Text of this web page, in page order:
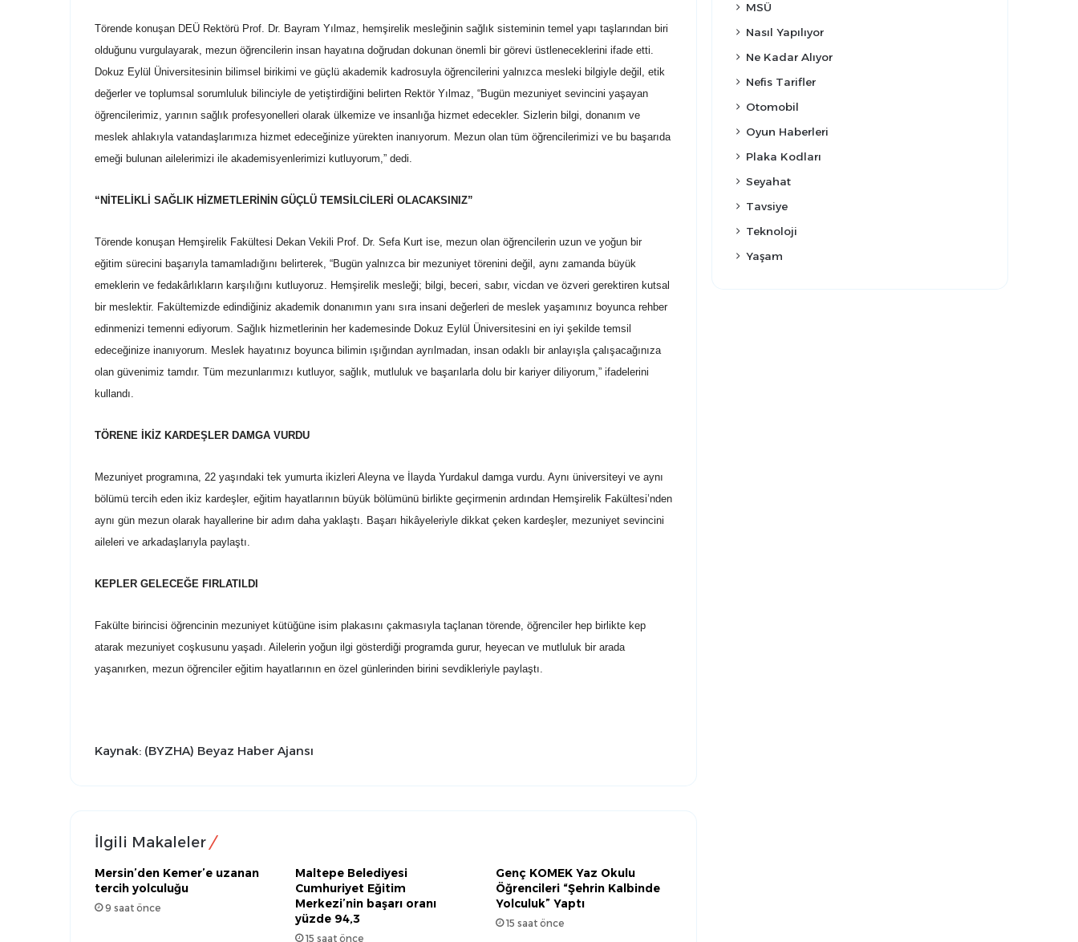
Törende konuşan DEÜ Rektörü Prof. Dr. Bayram Yılmaz, hemşirelik mesleğinin sağlık sisteminin temel yapı taşlarından biri
olduğunu vurgulayarak, mezun öğrencilerin insan hayatına doğrudan dokunan önemli bir görevi üstleneceklerini ifade etti.
Dokuz Eylül Üniversitesinin bilimsel birikimi ve güçlü akademik kadrosuyla öğrencilerini yalnızca mesleki bilgiyle değil, etik
değerler ve toplumsal sorumluluk bilinciyle de yetiştirdiğini belirten Rektör Yılmaz, “Bugün mezuniyet sevincini yaşayan
öğrencilerimiz, yarının sağlık profesyonelleri olarak ülkemize ve insanlığa hizmet edecekler. Sizlerin bilgi, donanım ve
meslek ahlakıyla vatandaşlarımıza hizmet edeceğinize yürekten inanıyorum. Mezun olan tüm öğrencilerimizi ve bu başarıda
emeği bulunan ailelerimizi ile akademisyenlerimizi kutluyorum,” dedi.
“NİTELİKLİ SAĞLIK HİZMETLERİNİN GÜÇLÜ TEMSİLCİLERİ OLACAKSINIZ”
Törende konuşan Hemşirelik Fakültesi Dekan Vekili Prof. Dr. Sefa Kurt ise, mezun olan öğrencilerin uzun ve yoğun bir
eğitim sürecini başarıyla tamamladığını belirterek, “Bugün yalnızca bir mezuniyet törenini değil, aynı zamanda büyük
emeklerin ve fedakârlıkların karşılığını kutluyoruz. Hemşirelik mesleği; bilgi, beceri, sabır, vicdan ve özveri gerektiren kutsal
bir meslektir. Fakültemizde edindiğiniz akademik donanımın yanı sıra insani değerleri de meslek yaşamınız boyunca rehber
edinmenizi temenni ediyorum. Sağlık hizmetlerinin her kademesinde Dokuz Eylül Üniversitesini en iyi şekilde temsil
edeceğinize inanıyorum. Meslek hayatınız boyunca bilimin ışığından ayrılmadan, insan odaklı bir anlayışla çalışacağınıza
olan güvenimiz tamdır. Tüm mezunlarımızı kutluyor, sağlık, mutluluk ve başarılarla dolu bir kariyer diliyorum,” ifadelerini
kullandı.
TÖRENE İKİZ KARDEŞLER DAMGA VURDU
Mezuniyet programına, 22 yaşındaki tek yumurta ikizleri Aleyna ve İlayda Yurdakul damga vurdu. Aynı üniversiteyi ve aynı
bölümü tercih eden ikiz kardeşler, eğitim hayatlarının büyük bölümünü birlikte geçirmenin ardından Hemşirelik Fakültesi’nden
aynı gün mezun olarak hayallerine bir adım daha yaklaştı. Başarı hikâyeleriyle dikkat çeken kardeşler, mezuniyet sevincini
aileleri ve arkadaşlarıyla paylaştı.
KEPLER GELECEĞE FIRLATILDI
Fakülte birincisi öğrencinin mezuniyet kütüğüne isim plakasını çakmasıyla taçlanan törende, öğrenciler hep birlikte kep
atarak mezuniyet coşkusunu yaşadı. Ailelerin yoğun ilgi gösterdiği programda gurur, heyecan ve mutluluk bir arada
yaşanırken, mezun öğrenciler eğitim hayatlarının en özel günlerinden birini sevdikleriyle paylaştı.
Kaynak: (BYZHA) Beyaz Haber Ajansı
İlgili Makaleler
Mersin’den Kemer’e uzanan
tercih yolculuğu
9 saat önce
Maltepe Belediyesi
Cumhuriyet Eğitim
Merkezi’nin başarı oranı
yüzde 94,3
15 saat önce
Genç KOMEK Yaz Okulu
Öğrencileri “Şehrin Kalbinde
Yolculuk” Yaptı
15 saat önce
MSÜ
Nasıl Yapılıyor
Ne Kadar Alıyor
Nefis Tarifler
Otomobil
Oyun Haberleri
Plaka Kodları
Seyahat
Tavsiye
Teknoloji
Yaşam